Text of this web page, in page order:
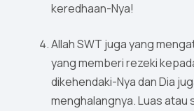
keredhaan-Nya!
Allah SWT juga yang
yang memberi rezeki
dikehendaki-Nya dan Dia
menghalangnya. Luas atau